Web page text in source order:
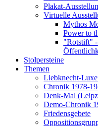
Plakat-
Virtuelle
Mythos
Power to
"Rotstift" -
Stolpersteine
Themen
Liebknecht-
Chronik 1978-
Denk-Mal
Demo-Chronik
Friedensgebete